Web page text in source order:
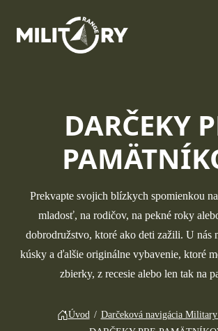
DARČEKY
Prekvapte svojich blízkych spomienkou
mladosť, na rodičov, na pekné roky
dobrodružstvo, ktoré ako deti zažili. U nás
kúsky a ďalšie originálne vybavenie, ktoré
zbierky, z recesie alebo len tak na
Úvod / Darčeková navigácia Military